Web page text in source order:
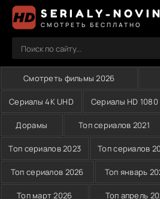
SERIALY-
СМОТРЕТЬ БЕСПЛАТНО
Смотреть фильмы 2026
Сериалы 4K UHD Сериалы HD 1080
Дорамы Топ сериалов 2021
Топ сериалов 2023 Топ сериалов
Топ сериалов 2026 Топ январь
Топ март 2026 Топ апрель